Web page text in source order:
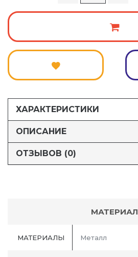
ХАРАКТЕРИСТИКИ
ОПИСАНИЕ
ОТЗЫВОВ (0)
МАТЕРИАЛ
МАТЕРИАЛЫ Металл